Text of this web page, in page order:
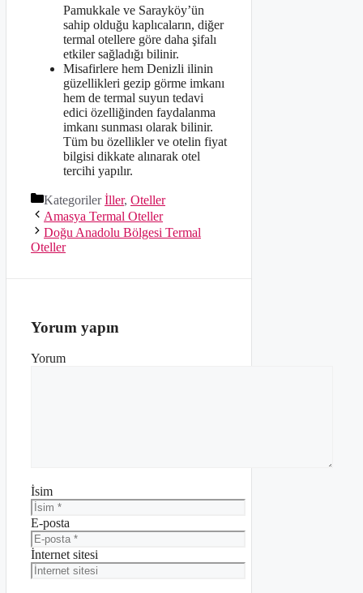
Pamukkale ve Sarayköy’ün
sahip olduğu kaplıcaların, diğer
termal otellere göre daha şifalı
etkiler sağladığı bilinir.
Misafirlere hem Denizli ilinin
güzellikleri gezip görme imkanı
hem de termal suyun tedavi
edici özelliğinden faydalanma
imkanı sunması olarak bilinir.
Tüm bu özellikler ve otelin fiyat
bilgisi dikkate alınarak otel
tercihi yapılır.
Kategorilerİller, Oteller
Amasya Termal Oteller
Doğu Anadolu Bölgesi Termal
Oteller
Yorum yapın
Yorum
İsim
E-posta
İnternet sitesi